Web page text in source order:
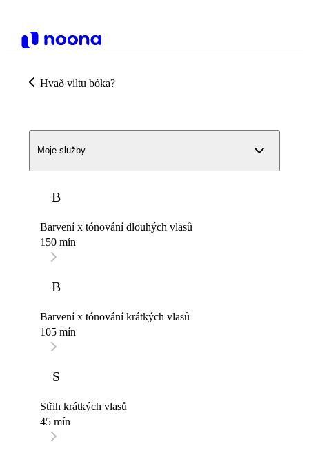
Hvað viltu bóka?
Moje služby
B
Barvení x tónování dlouhých vlasů
150 mín
B
Barvení x tónování krátkých vlasů
105 mín
S
Střih krátkých vlasů
45 mín